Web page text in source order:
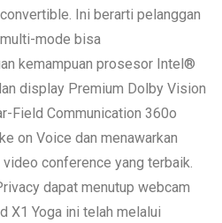
Ini berarti pelanggan
mode bisa
kemampuan prosesor Intel®
display Premium Dolby Vision
Field Communication 360o
on Voice dan menawarkan
conference yang terbaik.
dapat menutup webcam
X1 Yoga ini telah melalui